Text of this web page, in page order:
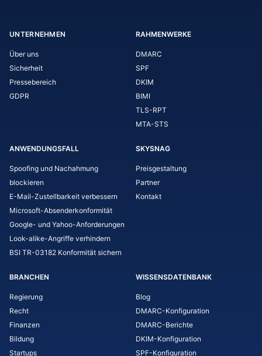
UNTERNEHMEN
Über uns
Sicherheit
Pressebereich
GDPR
RAHMENWERKE
DMARC
SPF
DKIM
BIMI
TLS-RPT
MTA-STS
ANWENDUNGSFALL
Spoofing und Nachahmung
blockieren
E-Mail-Zustellbarkeit verbessern
Microsoft-Absenderkonformität
Google- und Yahoo-Anforderungen
Look-alike-Angriffe verhindern
BSI TR-03182 Konformität sichern
SKYSNAG
Preisgestaltung
Partner
Kontakt
BRANCHEN
Regierung
Recht
Finanzen
Bildung
Startups
WISSENSDATENBANK
Blog
DMARC-Konfiguration
DMARC-Berichte
DKIM-Konfiguration
SPF-Konfiguration